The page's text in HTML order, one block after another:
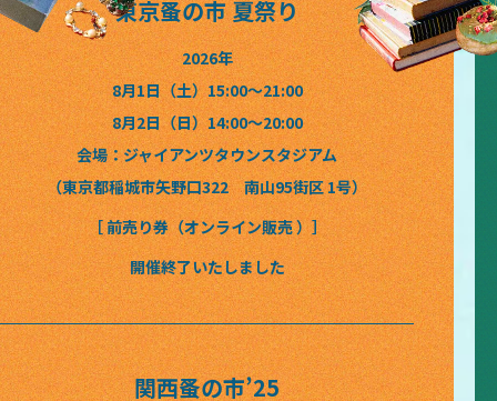
東京蚤の市 夏祭り
2026年
8月1日（土）15:00〜21:00
8月2日（日）14:00〜20:00
会場：ジャイアンツタウンスタジアム
（東京都稲城市矢野口322 南山95街区 1号）
［ 前売り券（オンライン販売 ）］
開催終了いたしました
関西蚤の市’25